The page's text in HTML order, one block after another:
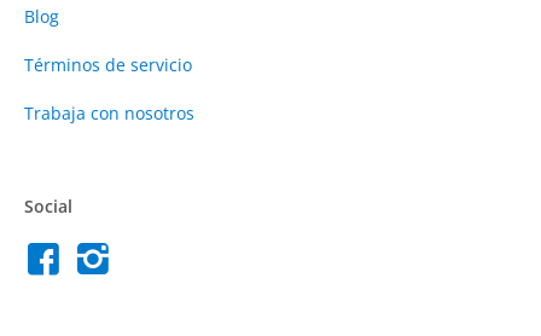
Blog
Términos de servicio
Trabaja con nosotros
Social